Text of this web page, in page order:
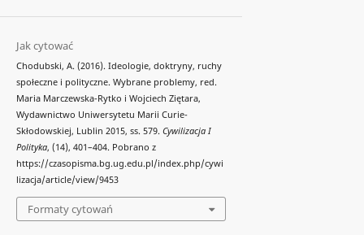
Jak cytować
Chodubski, A. (2016). Ideologie, doktryny, ruchy
społeczne i polityczne. Wybrane problemy, red.
Maria Marczewska-Rytko i Wojciech Ziętara,
Wydawnictwo Uniwersytetu Marii Curie-
Skłodowskiej, Lublin 2015, ss. 579. Cywilizacja I
Polityka, (14), 401–404. Pobrano z
https://czasopisma.bg.ug.edu.pl/index.php/cywi
lizacja/article/view/9453
Formaty cytowań